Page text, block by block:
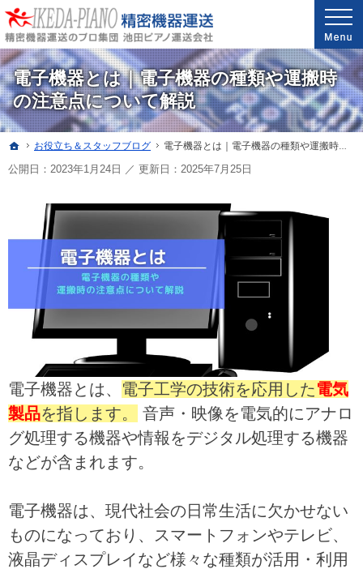
電子機器とは｜電子機器の種類や運搬時
の注意点について解説
安心と信頼の実績。精密機器・医療機器の運送・配送なら当社へ。
精密機器・医療機器の運送・配送なら世界最高レベルの配送技能を誇る池田ピアノ運送
ホーム
お役立ち＆スタッフブログ 電子機器とは｜電子機器の種類や運搬時の注意点について解説
公開日：2023年1月24日 ／ 更新日： 2025年7月25日
電子機器とは、 電子工学の技術を応用した電気
製品を指します。
音声・映像を電気的にアナロ
グ処理する機器や情報をデジタル処理する機器
などが含まれます。
電子機器は、現代社会の日常生活に欠かせない
ものになっており、スマートフォンやテレビ、
液晶ディスプレイなど様々な種類が活用・利用